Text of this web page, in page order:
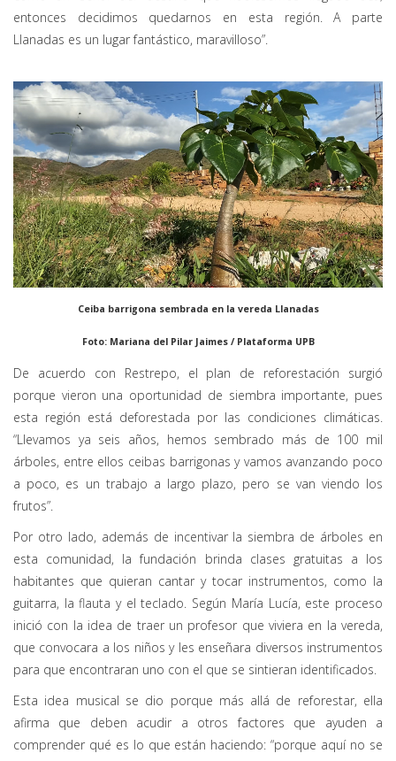
entonces decidimos quedarnos en esta región. A parte
Llanadas es un lugar fantástico, maravilloso”.
Ceiba barrigona sembrada en la vereda Llanadas
Foto: Mariana del Pilar Jaimes / Plataforma UPB
De acuerdo con Restrepo, el plan de reforestación surgió
porque vieron una oportunidad de siembra importante, pues
esta región está deforestada por las condiciones climáticas.
“Llevamos ya seis años, hemos sembrado más de 100 mil
árboles, entre ellos ceibas barrigonas y vamos avanzando poco
a poco, es un trabajo a largo plazo, pero se van viendo los
frutos”.
Por otro lado, además de incentivar la siembra de árboles en
esta comunidad, la fundación brinda clases gratuitas a los
habitantes que quieran cantar y tocar instrumentos, como la
guitarra, la flauta y el teclado. Según María Lucía, este proceso
inició con la idea de traer un profesor que viviera en la vereda,
que convocara a los niños y les enseñara diversos instrumentos
para que encontraran uno con el que se sintieran identificados.
Esta idea musical se dio porque más allá de reforestar, ella
afirma que deben acudir a otros factores que ayuden a
comprender qué es lo que están haciendo: “porque aquí no se